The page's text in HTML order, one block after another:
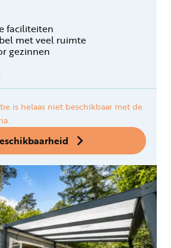
faciliteiten
met veel ruimte
gezinnen
is helaas niet beschikbaar met de